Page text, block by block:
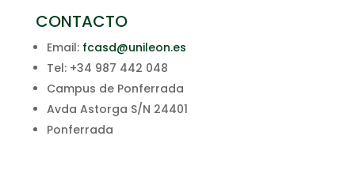
CONTACTO
Email: fcasd@unileon.es
Tel: +34 987 442 048
Campus de Ponferrada
Avda Astorga S/N 24401
Ponferrada